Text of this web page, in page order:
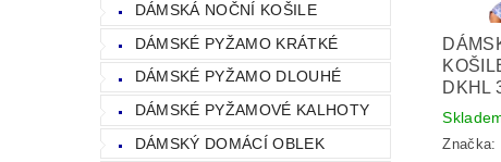
DÁMSKÁ NOČNÍ KOŠILE
DÁMSKÉ PYŽAMO KRÁTKÉ
DÁMSKÉ PYŽAMO DLOUHÉ
DÁMSKÉ PYŽAMOVÉ KALHOTY
DÁMSKÝ DOMÁCÍ OBLEK
DKHL
Značka: